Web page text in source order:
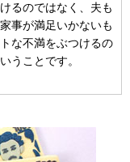
るのではなく、夫も
事が満足いかないも
な不満をぶつけるの
うことです。